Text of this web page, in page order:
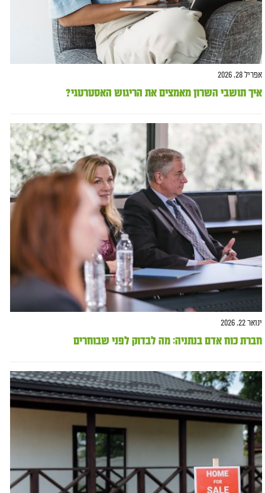
אפריל 28, 2026
איך תושבי השרון מאמצים את הריגוש האסטרטגי?
ינואר 22, 2026
חברת כוח אדם בנתניה: מה לבדוק לפני שבוחרים